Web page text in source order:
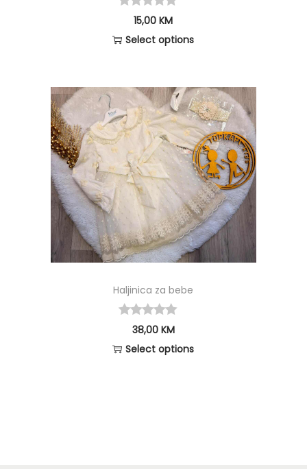
15,00KM
Select options
Haljinica za bebe
38,00 KM
Select options